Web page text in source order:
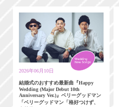
2026年06月10日
結婚式のおすすめ最新曲『Happy
Wedding (Major Debut 10th
Anniversary Ver.)』ベリーグッドマン
「ベリーグッドマン「格好つけず、